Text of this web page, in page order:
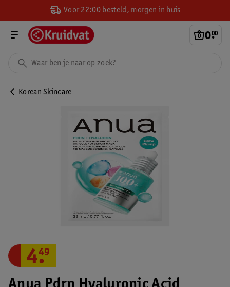
Voor 22:00 besteld, morgen in huis
0.
00
Korean Skincare
4.
49